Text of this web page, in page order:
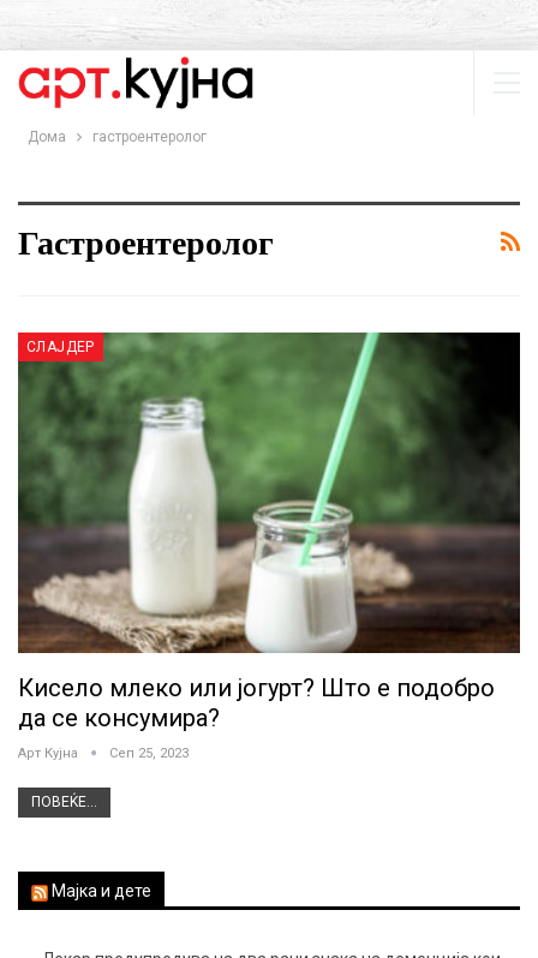
Дома гастроентеролог
Гастроентеролог
СЛАЈДЕР
Кисело млеко или јогурт? Што е подобро
да се консумира?
Арт Кујна Сеп 25, 2023
ПОВЕЌЕ...
Мајка и дете